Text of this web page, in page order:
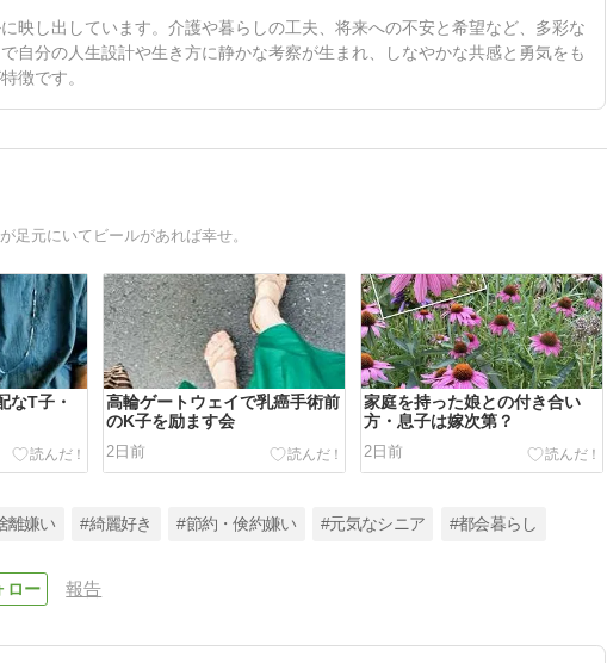
映し出しています。介護や暮らしの工夫、将来への不安と希望など、多彩な
自分の人生設計や生き方に静かな考察が生まれ、しなやかな共感と勇気をも
徴です。
足元にいてビールがあれば幸せ。
なT子・
高輪ゲートウェイで乳癌手術前
のK子を励ます会
2日前
家庭を持った娘との付き合い
方・息子は嫁次第？
2日前
離嫌い #綺麗好き #節約・倹約嫌い #元気なシニア #都会暮らし
報告